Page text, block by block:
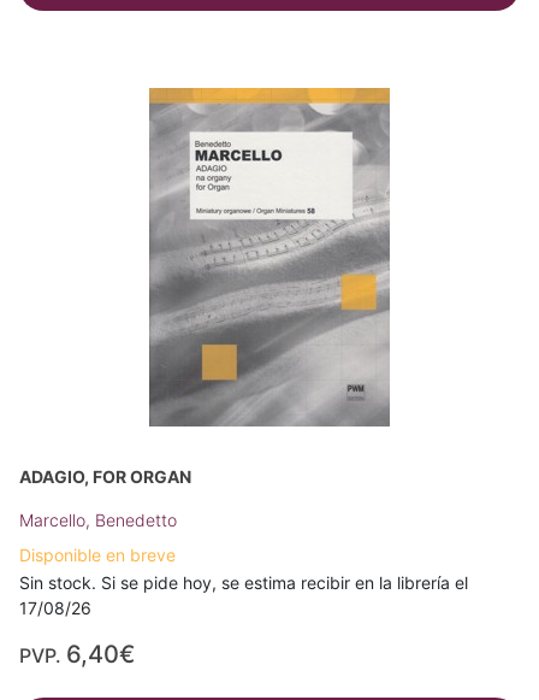
ADAGIO, FOR ORGAN
Marcello, Benedetto
Disponible en breve
Sin stock. Si se pide hoy, se estima recibir en la librería el
17/08/26
PVP. 6,40€